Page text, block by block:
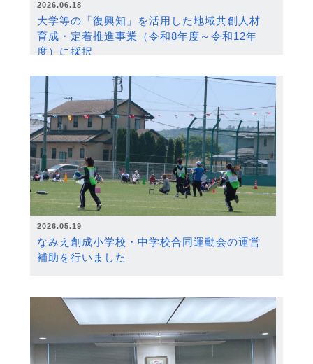
2026.06.18
大学等の「復興知」を活用した地域共創人材
育成・定着推進事業（令和8年度～令和12年
度）に採択
2026.05.19
なみえ創成小学校・中学校合同運動会の運営
補助を行いました